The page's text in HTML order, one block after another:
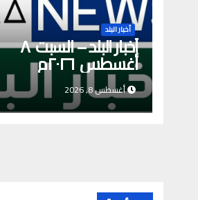
أخبار البلد
أخبار البلد – السبت ٨
أغسطس ٢٠٢٦م
أغسطس 8, 2026